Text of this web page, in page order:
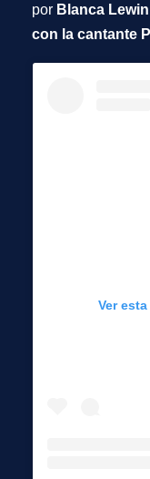
por Blanca
con la cantante
Ver